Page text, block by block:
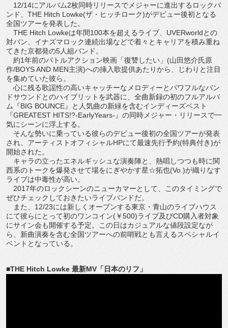
12/14にアルバム2枚同時リリースでメジャーに進出するロックバ
ンド、THE Hitch Lowke(ザ・ヒッチローク)がデビュー後初となる
全国ツアーを発表した。
THE Hitch Lowkeは年間100本を超えるライブ、UVERworldとの
対バン、イナズマロック連続出場などで着々とキャリアを積み重ね
てきた京都発の5人組バンド。
約1年前のバトルアクション映画「復讐したい」(山田悠介氏原
作/BOYS AND MEN主演)への挿入歌提供あたりから、じわりと注目
を集めていた彼ら。
心に残る歌謡性の高いキャッチーなメロディーとパワフルなバン
ドサウンドとのハイブリットを武器に、全曲新録の初のフルアルバ
ム『BIG BOUNCE』と人気曲の新緑を含むインディーズベスト
『GREATEST HITS!?-EarlyYears-』の同時メジャー・リリースで一
気にシーンに浮上する。
そんな勢いに乗っている彼らのデビュー後初の全国ツアーが発表
され、アーティストオフィシャルHPにて最速先行予約(特典付き)が
開始された。
キャラの立ったエネルギッシュな演奏陣と、熱唱しつつも時に関
西系のトークを爆発させて場をにぎやかす星☆拓也(Vo.)が織りなす
ライブは中毒性が高い。
2017年のロックシーンのニューカマーとして、このタイミングで
ぜひチェックしておきたいライブバンドだ。
また、12/23には新しくオープンする東京・青山のライブハウス
にて彼らにとって初のワンコイン(￥500)ライブ及びCD購入者対象
にサイン会も開催する予定。この日はカジュアルな値段設定なが
ら、新曲演奏を含む全国ツアーへの前哨戦とも言えるスペシャルイ
ベントとなっている。
■THE Hitch Lowke 最新MV「日本のリフ」